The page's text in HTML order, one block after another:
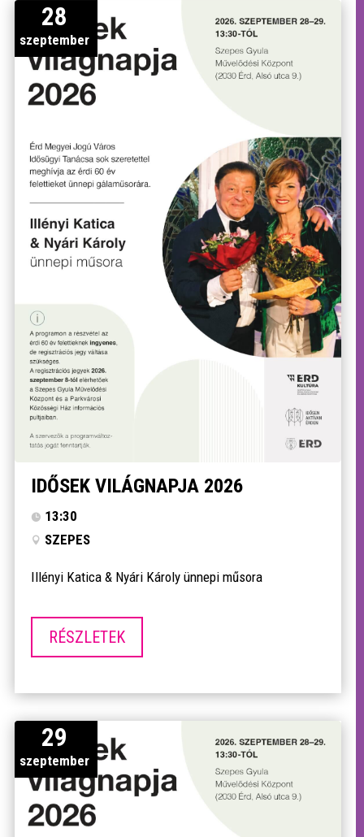
28
szeptember
IDŐSEK VILÁGNAPJA 2026
13:30
SZEPES
Illényi Katica & Nyári Károly ünnepi műsora
RÉSZLETEK
29
szeptember